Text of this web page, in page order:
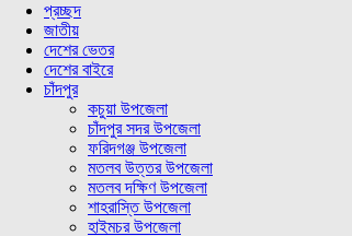
প্রচ্ছদ
জাতীয়
দেশের ভেতর
দেশের বাইরে
চাঁদপুর
কচুয়া উপজেলা
চাঁদপুর সদর উপজেলা
ফরিদগঞ্জ উপজেলা
মতলব উত্তর উপজেলা
মতলব দক্ষিণ উপজেলা
শাহরাস্তি উপজেলা
হাইমচর উপজেলা